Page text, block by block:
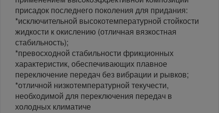
присадок последнего поколения для придания:
*исключительной высокотемпературной стойкости
жидкости к окислению (отличная вязкостная
стабильность);
*превосходной стабильности фрикционных
характеристик, обеспечивающих плавное
переключение передач без вибрации и рывков;
*отличной низкотемпературной текучести,
необходимой для переключения передач в
холодных климатиче